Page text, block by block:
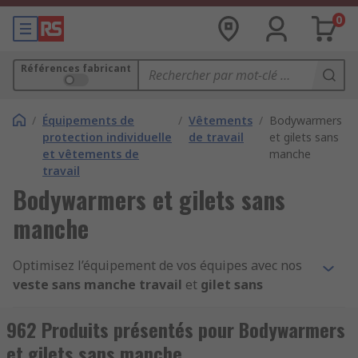
0
Références fabricant
/ Équipements de
protection individuelle
et vêtements de
travail
/ Vêtements
de travail
/ Bodywarmers
et gilets sans
manche
Bodywarmers et gilets sans
manche
Optimisez l’équipement de vos équipes avec nos
veste sans manche travail et gilet sans
chaquebodywarmer oudoudoune de travail
sans manchegarantit mobilité et protection sur
962 Produits présentés pour Bodywarmers